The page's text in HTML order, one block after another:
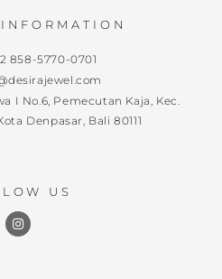
858-5770-0701
I No.6, Pemecutan Kaja, Kec.
Denpasar, Bali 80111
US
I